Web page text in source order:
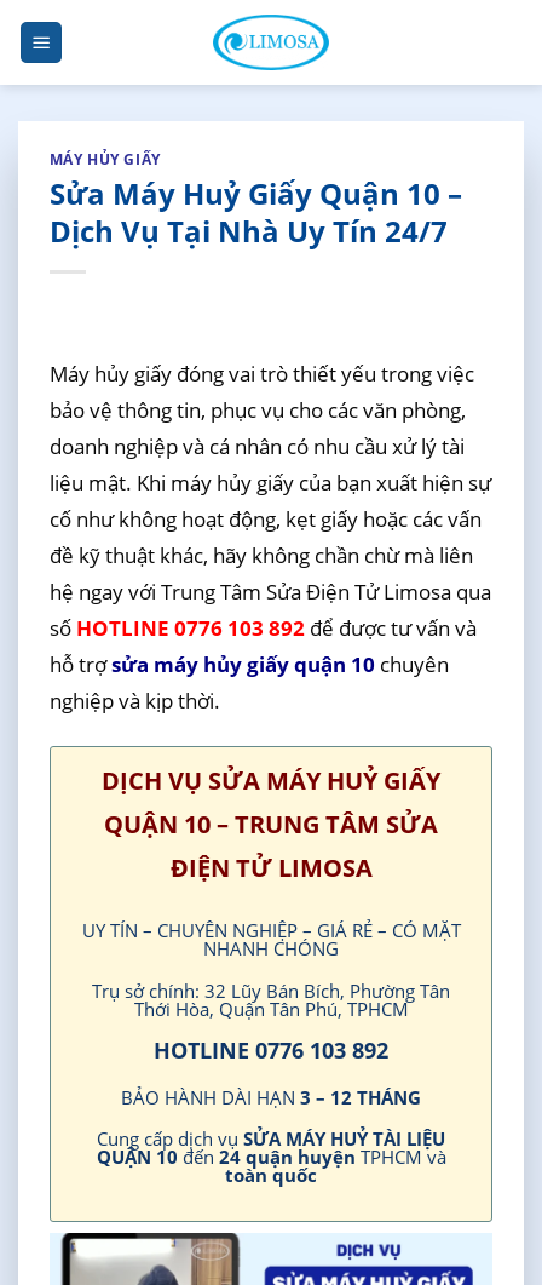
Skip
content
MÁY HỦY GIẤY
Sửa Máy Huỷ Giấy Quận 10 –
Dịch Vụ Tại Nhà Uy Tín 24/7
Máy hủy giấy đóng vai trò thiết yếu trong việc
bảo vệ thông tin, phục vụ cho các văn phòng,
doanh nghiệp và cá nhân có nhu cầu xử lý tài
liệu mật. Khi máy hủy giấy của bạn xuất hiện sự
cố như không hoạt động, kẹt giấy hoặc các vấn
đề kỹ thuật khác, hãy không chần chừ mà liên
hệ ngay với Trung Tâm Sửa Điện Tử Limosa qua
số HOTLINE 0776 103 892để được tư vấn và
hỗ trợsửa máy hủy giấy quận 10 chuyên
nghiệp và kịp thời.
DỊCH VỤ SỬA MÁY HUỶ GIẤY
QUẬN 10 – TRUNG TÂM SỬA
ĐIỆN TỬ LIMOSA
UY TÍN – CHUYÊN NGHIỆP – GIÁ RẺ – CÓ MẶT
NHANH CHÓNG
Trụ sở chính: 32 Lũy Bán Bích, Phường Tân
Thới Hòa, Quận Tân Phú, TPHCM
HOTLINE 0776 103 892
BẢO HÀNH DÀI HẠN 3 – 12 THÁNG
Cung cấp dịch vụ SỬA MÁY HUỶ TÀI LIỆU
QUẬN 10 đến 24 quận huyện TPHCM và
toàn quốc